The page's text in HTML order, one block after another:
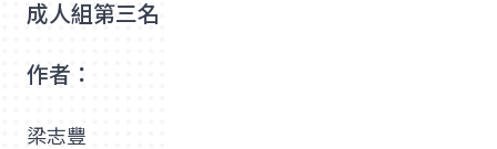
成人組第三名
作者：
梁志豐